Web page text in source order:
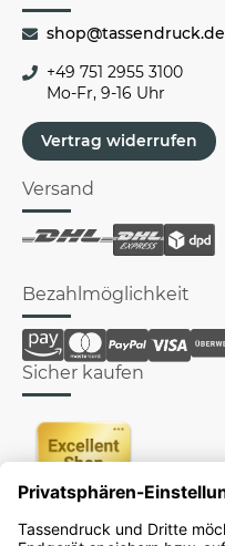
shop@tassendruck.de
+49 751 2955 3100
Mo-Fr, 9-16 Uhr
Vertrag widerrufen
Versand
Bezahlmöglichkeit
Sicher kaufen